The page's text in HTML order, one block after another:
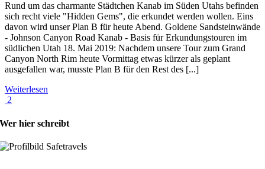
Rund um das charmante Städtchen Kanab im Süden Utahs befinden
sich recht viele "Hidden Gems", die erkundet werden wollen. Eins
davon wird unser Plan B für heute Abend. Goldene Sandsteinwände
- Johnson Canyon Road Kanab - Basis für Erkundungstouren im
südlichen Utah 18. Mai 2019: Nachdem unsere Tour zum Grand
Canyon North Rim heute Vormittag etwas kürzer als geplant
ausgefallen war, musste Plan B für den Rest des [...]
Weiterlesen
2
Wer hier schreibt